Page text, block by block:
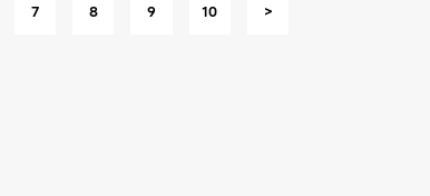
7 8 9 10 >